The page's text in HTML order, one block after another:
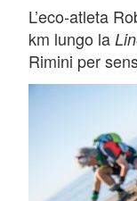
L’eco-atleta
km lungo la
Rimini per